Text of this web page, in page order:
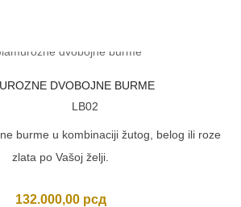
DVOBOJNE BURME
LB02
burme u kombinaciji žutog, belog ili roze
zlata po Vašoj želji.
132.000,00 рсд